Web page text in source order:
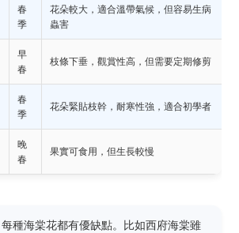
春
季
花朵較大，適合溫帶氣候，但容易生病
蟲害
早
春
枝條下垂，觀賞性高，但需要定期修剪
春
季
花朵緊貼枝幹，耐寒性強，適合初學者
晚
春
果實可食用，但生長較慢
種海棠花都有優缺點。比如西府海棠雖